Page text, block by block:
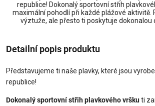
republice! Dokonalý sportovní střih
maximální pohodlí při každé plážové aktivitě.
výztuže, ale přesto ti poskytuje dokonalou
Detailní popis produktu
Představujeme ti naše plavky, které jsou
republice!
Dokonalý sportovní střih plavkového vrškuti